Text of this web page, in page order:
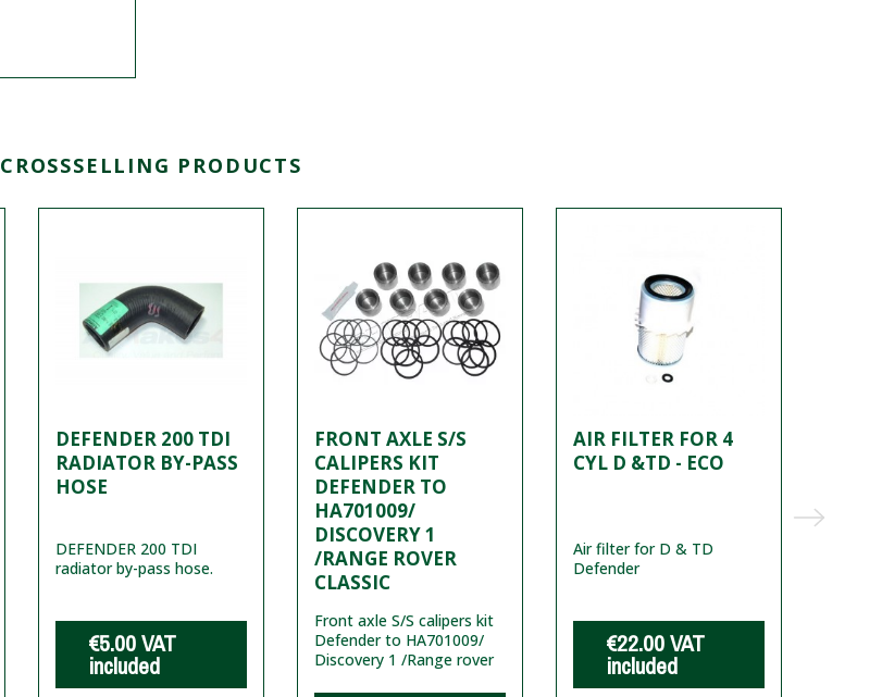
CROSSSELLING PRODUCTS
DEFENDER 200 TDI
RADIATOR BY-PASS
HOSE
DEFENDER 200 TDI
radiator by-pass hose.
€5.00VAT
included
FRONT AXLE S/S
CALIPERS KIT
DEFENDER TO
HA701009/
DISCOVERY 1
/RANGE ROVER
CLASSIC
Front axle S/S calipers kit
Defender to HA701009/
Discovery 1 /Range rover
AIR FILTER FOR 4
CYL D &TD - ECO
Air filter for D & TD
Defender
€22.00VAT
included